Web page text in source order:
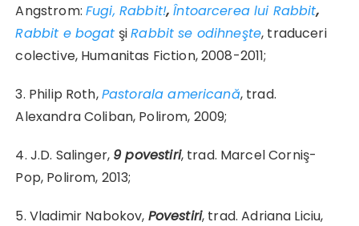
Angstrom: Fugi, Rabbit!,Întoarcerea lui Rabbit,
Rabbit e bogat şiRabbit se odihneşte, traduceri
colective, Humanitas Fiction, 2008-2011;
3. Philip Roth,Pastorala americană, trad.
Alexandra Coliban, Polirom, 2009;
4. J.D. Salinger, 9 povestiri, trad. Marcel Corniş-
Pop, Polirom, 2013;
5. Vladimir Nabokov, Povestiri, trad. Adriana Liciu,